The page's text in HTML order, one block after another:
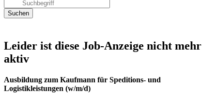
Leider ist diese Job-Anzeige nicht mehr
aktiv
Ausbildung zum Kaufmann für Speditions- und
Logistikleistungen (w/m/d)